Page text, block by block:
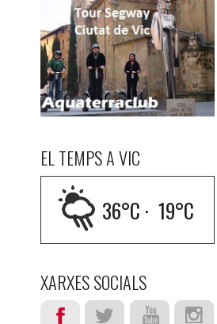
EL TEMPS A VIC
36°C · 19°C
XARXES SOCIALS